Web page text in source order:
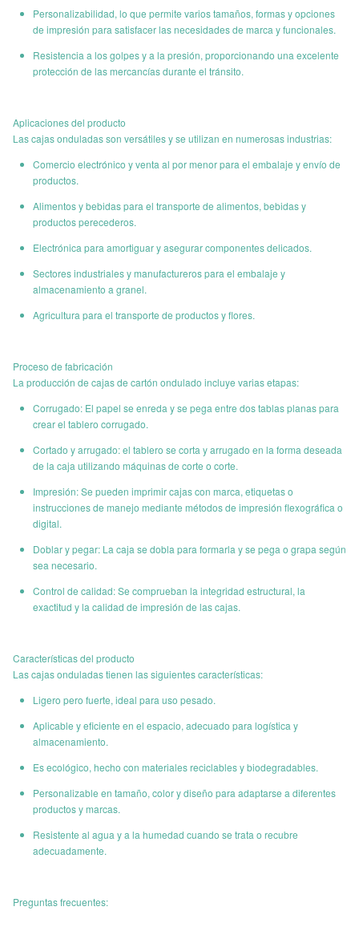
Cargo por
muestra
El cliente debe pagar el costo de la muestra, que es
reembolsable cuando se realiza la producción en
Condiciones
Capacidad
suministro:
Diseño de la
estructura
Diseñado por T&W
arte/gráficos
Ofrecido por los clientes
Formato de
Personalizabilidad, lo que permite varios tamaños, formas y opciones
de impresión para satisfacer las necesidades de marca y funcionales.
Resistencia a los golpes y a la presión, proporcionando una excelente
protección de las mercancías durante el tránsito.
Aplicaciones del producto
Las cajas onduladas son versátiles y se utilizan en numerosas industrias:
Comercio electrónico y venta al por menor para el embalaje y envío de
productos.
Alimentos y bebidas para el transporte de alimentos, bebidas y
productos perecederos.
Electrónica para amortiguar y asegurar componentes delicados.
Sectores industriales y manufactureros para el embalaje y
almacenamiento a granel.
Agricultura para el transporte de productos y flores.
Proceso de fabricación
La producción de cajas de cartón ondulado incluye varias etapas:
Corrugado: El papel se enreda y se pega entre dos tablas planas para
crear el tablero corrugado.
Cortado y arrugado: el tablero se corta y arrugado en la forma deseada
de la caja utilizando máquinas de corte o corte.
Impresión: Se pueden imprimir cajas con marca, etiquetas o
instrucciones de manejo mediante métodos de impresión flexográfica o
digital.
Doblar y pegar: La caja se dobla para formarla y se pega o grapa según
sea necesario.
Control de calidad: Se comprueban la integridad estructural, la
exactitud y la calidad de impresión de las cajas.
Características del producto
Las cajas onduladas tienen las siguientes características:
Ligero pero fuerte, ideal para uso pesado.
Aplicable y eficiente en el espacio, adecuado para logística y
almacenamiento.
Es ecológico, hecho con materiales reciclables y biodegradables.
Personalizable en tamaño, color y diseño para adaptarse a diferentes
productos y marcas.
Resistente al agua y a la humedad cuando se trata o recubre
adecuadamente.
Preguntas frecuentes: